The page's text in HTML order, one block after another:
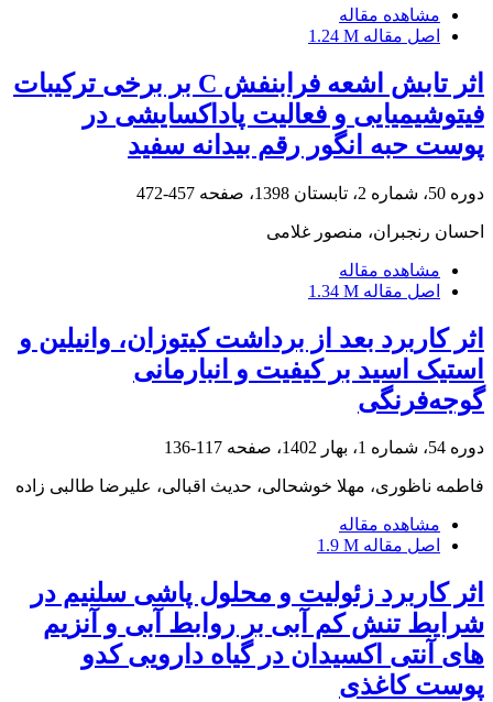
مشاهده مقاله
اصل مقاله 1.24 M
اثر تابش اشعه فرابنفش C بر برخی ترکیبات
فیتوشیمیایی و فعالیت پاداکسایشی در
پوست حبه انگور رقم بیدانه سفید
دوره 50، شماره 2، تابستان 1398، صفحه 457-472
احسان رنجبران، منصور غلامی
مشاهده مقاله
اصل مقاله 1.34 M
اثر کاربرد بعد از برداشت کیتوزان، وانیلین و
استیک اسید بر کیفیت و انبارمانی
گوجه‌فرنگی
دوره 54، شماره 1، بهار 1402، صفحه 117-136
فاطمه ناظوری، مهلا خوشحالی، حدیث اقبالی، علیرضا طالبی زاده
مشاهده مقاله
اصل مقاله 1.9 M
اثر کاربرد زئولیت و محلول پاشی سلنیم در
شرایط تنش کم آبی بر روابط آبی و آنزیم
های آنتی اکسیدان در گیاه دارویی کدو
پوست کاغذی